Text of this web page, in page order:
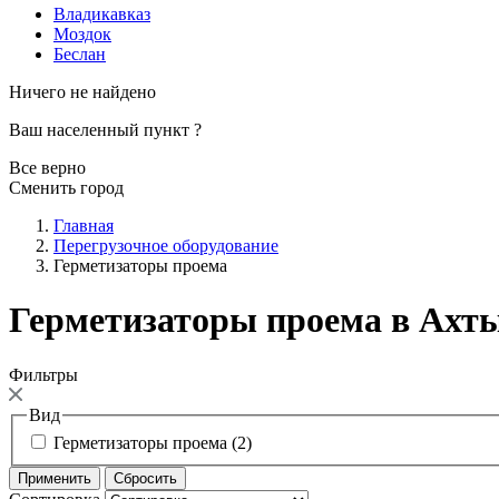
Владикавказ
Моздок
Беслан
Ничего не найдено
Ваш населенный пункт ?
Все верно
Сменить город
Главная
Перегрузочное оборудование
Герметизаторы проема
Герметизаторы проема в
Фильтры
Вид
Герметизаторы проема (2)